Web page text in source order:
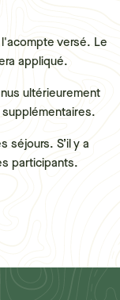
versé. Le
appliqué.
ultérieurement
séjours. S’il y a
participants.